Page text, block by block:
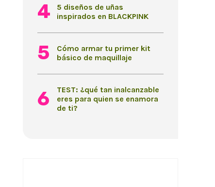
5 diseños de uñas
inspirados en BLACKPINK
Cómo armar tu primer kit
básico de maquillaje
TEST: ¿qué tan inalcanzable
eres para quien se enamora
de ti?